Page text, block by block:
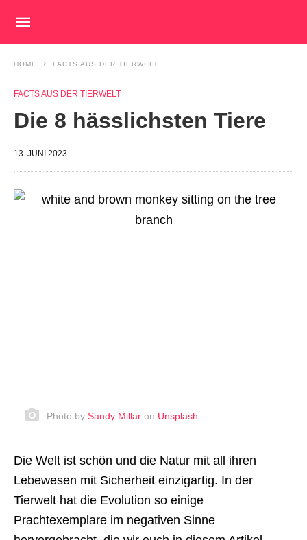
HOME FACTS AUS DER TIERWELT
FACTS AUS DER TIERWELT
Die 8 hässlichsten Tiere
13. JUNI 2023
Photo by Sandy Millar on Unsplash
Die Welt ist schön und die Natur mit all ihren
Lebewesen mit Sicherheit einzigartig. In der
Tierwelt hat die Evolution so einige
Prachtexemplare im negativen Sinne